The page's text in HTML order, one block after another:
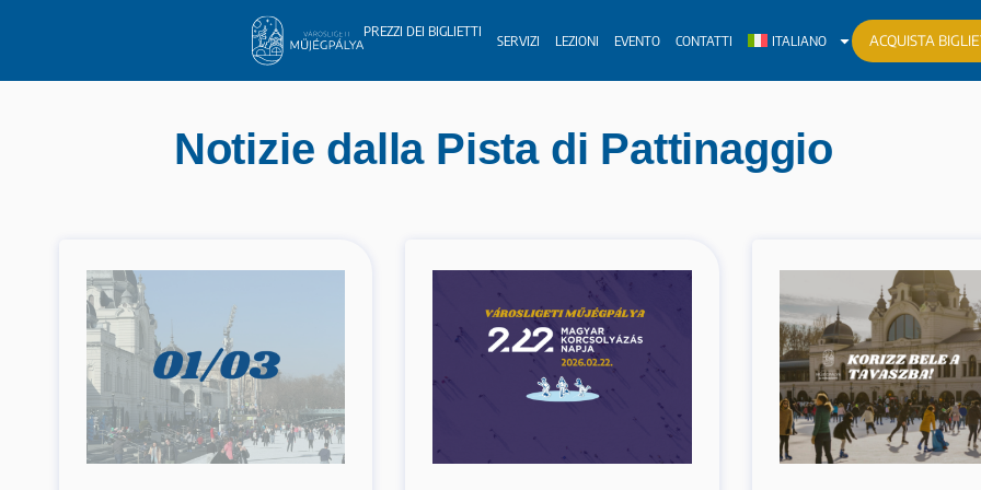
PREZZI DEI BIGLIETTI
SERVIZI LEZIONI EVENTO CONTATTI ITALIANO ACQUISTA
Notizie dalla Pista di Pattinaggio